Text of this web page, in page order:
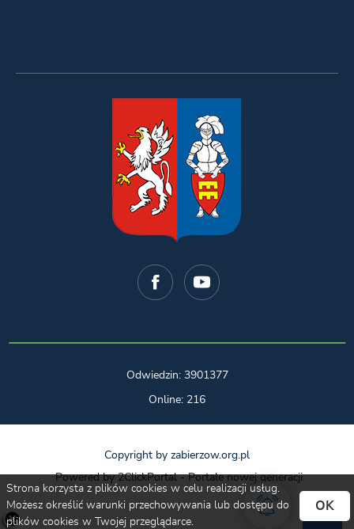
Odwiedzin: 3901377
Online: 216
Copyright by zabierzow.org.pl
Powered by2ClickPortal- Portale nowej generacji
Strona korzysta z plików cookies w celu realizacji usług.
Możesz określić warunki przechowywania lub dostępu do
plików cookies w Twojej przeglądarce.
OK